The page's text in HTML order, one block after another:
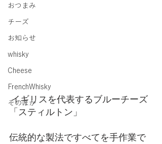
おつまみ
チーズ
お知らせ
whisky
Cheese
FrenchWhisky
そのほか
イギリスを代表するブルーチーズ
「スティルトン」
伝統的な製法ですべてを手作業で